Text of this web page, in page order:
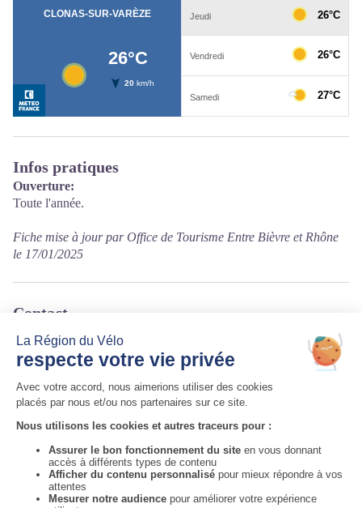
Infos pratiques
Ouverture:
Toute l'année.
Fiche mise à jour par Office de Tourisme Entre Bièvre et Rhône
le 17/01/2025
Contact
16 rue du 14 juillet
38550 Clonas-sur-Varèze
Tél. 04 74 29 77 05 / 06 01 78 61 00
Courriel:
sylviepel13@hotmail.fr